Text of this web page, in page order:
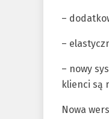
–
–
– nowy
klienci są
Nowa